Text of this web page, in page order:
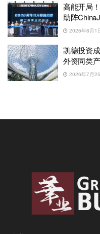
高能开局
助阵
2026年8月1
凯德投资
外资同类
2026年7月